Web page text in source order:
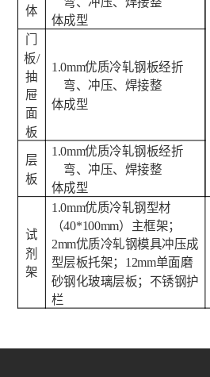
体
体成型
门
板/
抽
屉
面
板
1.0mm优质冷轧钢板经折
弯、冲压、焊接整
体成型
层
板
1.0mm优质冷轧钢板经折
弯、冲压、焊接整
体成型
试
剂
架
1.0mm优质冷轧钢型材
（40*100mm）主框架；
2mm优质冷轧钢模具冲压成
型层板托架；12mm单面磨
砂钢化玻璃层板；不锈钢护
栏